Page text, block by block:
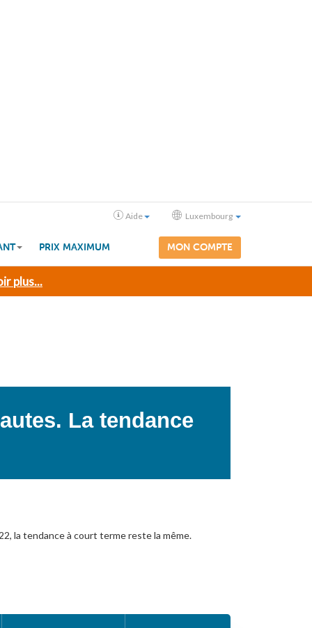
Aide Luxembourg
PRIX MAXIMUM MON COMPTE
plus...
La tendance
la tendance à court terme reste la même.